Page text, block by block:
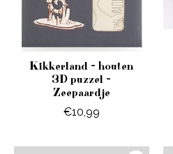
Kikkerland - houten
3D puzzel -
Zeepaardje
€10,99